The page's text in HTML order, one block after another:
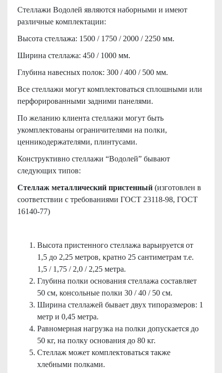
Стеллажи Водолей являются наборными и имеют
различные комплектации:
Высота стеллажа: 1500 / 1750 / 2000 / 2250 мм.
Ширина стеллажа: 450 / 1000 мм.
Глубина навесных полок: 300 / 400 / 500 мм.
Все стеллажи могут комплектоваться сплошными или
перфорированными задними панелями.
По желанию клиента стеллажи могут быть
укомплектованы ограничителями на полки,
ценникодержателями, плинтусами.
Конструктивно стеллажи “Водолей” бывают
следующих типов:
Стеллаж металлический пристенный (изготовлен в
соответствии с требованиями ГОСТ 23118-98, ГОСТ
16140-77)
Высота пристенного стеллажа варьируется от
1,5 до 2,25 метров, кратно 25 сантиметрам т.е.
1,5 / 1,75 / 2,0 / 2,25 метра.
Глубина полки основания стеллажа составляет
50 см, консольные полки 30 / 40 / 50 см.
Ширина стеллажей бывает двух типоразмеров: 1
метр и 0,45 метра.
Равномерная нагрузка на полки допускается до
50 кг, на полку основания до 80 кг.
Стеллаж может комплектоваться также
хлебными полками.